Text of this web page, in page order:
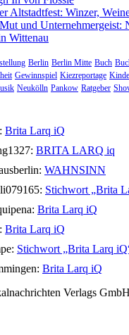
Altstadtfest: Winzer,
und Unternehmergeist:
Wittenau
Berlin Berlin Mitte Buch
Gewinnspiel Kiezreportage
Neukölln Pankow Ratgeber
Brita Larq iQ
BRITA LARQ iq
WAHNSINN
Stichwort „Brita
Brita Larq iQ
Brita Larq iQ
Stichwort „Brita Larq
Brita Larq iQ
Verlags GmbH